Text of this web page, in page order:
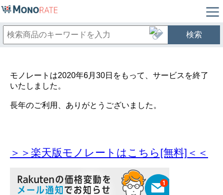
検索
モノレートは2020年6月30日をもって、サービスを終了
いたしました。
長年のご利用、ありがとうございました。
＞＞楽天版モノレートはこちら[無料]＜＜